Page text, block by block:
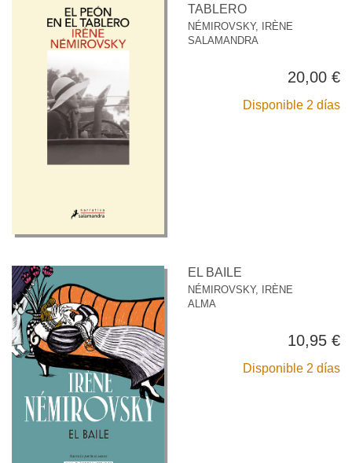
TABLERO
NÉMIROVSKY, IRÈNE
SALAMANDRA
20,00 €
Disponible 2 días
EL BAILE
NÉMIROVSKY, IRÈNE
ALMA
10,95 €
Disponible 2 días